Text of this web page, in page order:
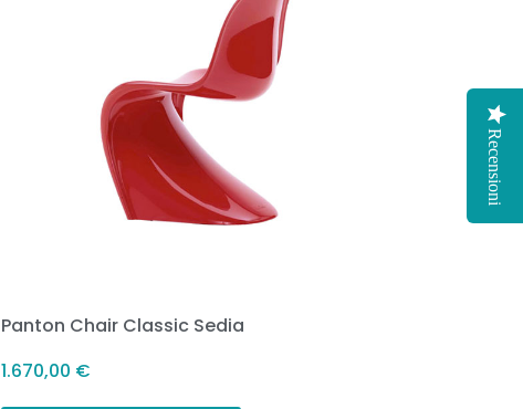
Panton Chair Classic Sedia
1.670,00 €
Recensioni